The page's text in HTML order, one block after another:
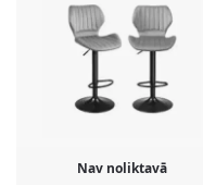
Nav noliktavā